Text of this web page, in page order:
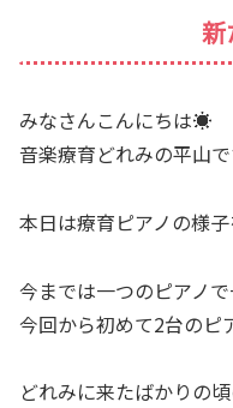
新
みなさんこんにちは☀️
音楽療育どれみの平山
本日は療育ピアノの様
今までは一つのピアノ
今回から初めて2台のピ
どれみに来たばかりの